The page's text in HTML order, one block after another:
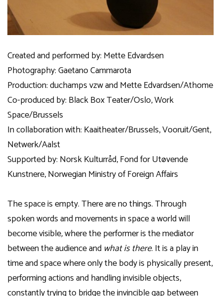
Created and performed by: Mette Edvardsen
Photography: Gaetano Cammarota
Production: duchamps vzw and Mette Edvardsen/Athome
Co-produced by: Black Box Teater/Oslo, Work
Space/Brussels
In collaboration with: Kaaitheater/Brussels, Vooruit/Gent,
Netwerk/Aalst
Supported by: Norsk Kulturråd, Fond for Utøvende
Kunstnere, Norwegian Ministry of Foreign Affairs
The space is empty. There are no things. Through
spoken words and movements in space a world will
become visible,where the performer is the mediator
between the audience and what is there. It is a play in
time and space where only the body is physically present,
performing actions and handling invisible objects,
constantly trying to bridge the invincible gap between